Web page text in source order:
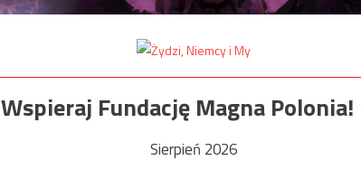
Wspieraj Fundację Magna Polonia!
Sierpień 2026